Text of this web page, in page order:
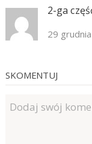
2-ga
29
SKOMENTUJ